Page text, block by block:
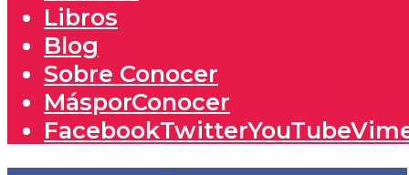
Libros
Blog
Sobre Conocer
MásporConocer
FacebookTwitterYouTube